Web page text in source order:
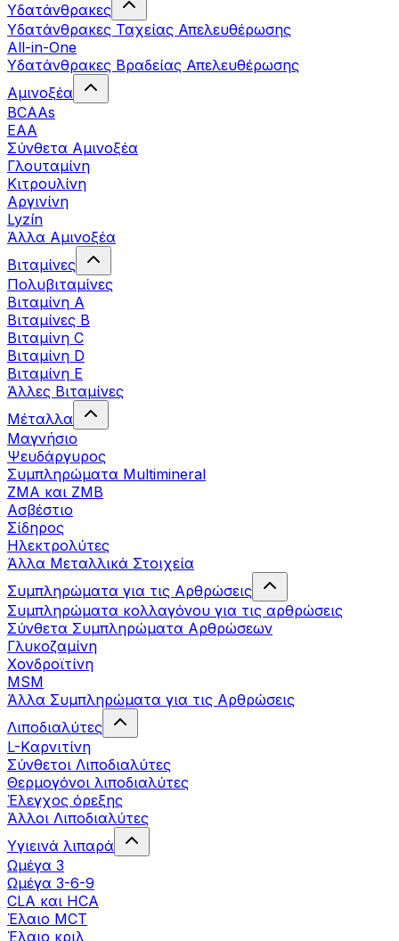
Υδατάνθρακες
Υδατάνθρακες Ταχείας Απελευθέρωσης
All-in-One
Υδατάνθρακες Βραδείας Απελευθέρωσης
Αμινοξέα
BCAAs
EAA
Σύνθετα Αμινοξέα
Γλουταμίνη
Κιτρουλίνη
Αργινίνη
Lyzín
Άλλα Αμινοξέα
Βιταμίνες
Πολυβιταμίνες
Βιταμίνη Α
Βιταμίνες Β
Βιταμίνη C
Βιταμίνη D
Βιταμίνη Ε
Άλλες Βιταμίνες
Μέταλλα
Μαγνήσιο
Ψευδάργυρος
Συμπληρώματα Multimineral
ZMA και ZMB
Ασβέστιο
Σίδηρος
Ηλεκτρολύτες
Άλλα Mεταλλικά Στοιχεία
Συμπληρώματα για τις Αρθρώσεις
Συμπληρώματα κολλαγόνου για τις αρθρώσεις
Σύνθετα Συμπληρώματα Αρθρώσεων
Γλυκοζαμίνη
Χονδροϊτίνη
MSM
Άλλα Συμπληρώματα για τις Αρθρώσεις
Λιποδιαλύτες
L-Kαρνιτίνη
Σύνθετοι Λιποδιαλύτες
Θερμογόνοι λιποδιαλύτες
Έλεγχος όρεξης
Άλλοι Λιποδιαλύτες
Υγιεινά λιπαρά
Ωμέγα 3
Ωμέγα 3-6-9
CLA και HCA
Έλαιο MCT
Έλαιο κριλ